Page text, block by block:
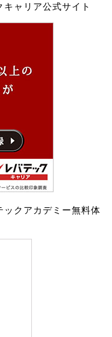
キャリア公式サイト
ックアカデミー無料体